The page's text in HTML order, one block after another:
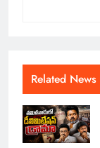
Related News